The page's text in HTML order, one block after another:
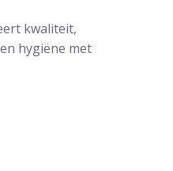
kwaliteit,
hygiëne met